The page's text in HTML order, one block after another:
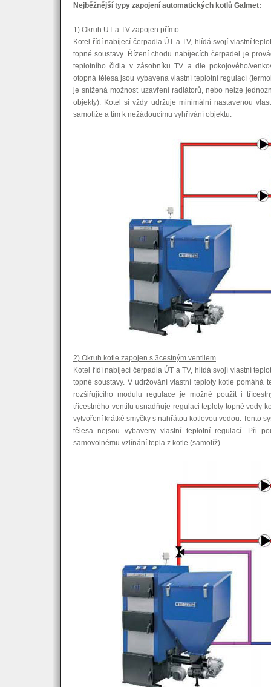
Nejběžnější typy zapojení automatických kotlů Galmet:
1) Okruh UT a TV zapojen přímo
Kotel řídí nabíjecí čerpadla ÚT a TV, hlídá svojí vlastní
topné soustavy. Řízení chodu nabíjecích čerpadel je
teplotního čidla v zásobníku TV a dle pokojového/
otopná tělesa jsou vybavena vlastní teplotní regulací
je snížená možnost uzavření radiátorů, nebo nelze
objekty). Kotel si vždy udržuje minimální nastavenou
samotíže a tím k nežádoucímu vyhřívání objektu.
2) Okruh kotle zapojen s 3cestným ventilem
Kotel řídí nabíjecí čerpadla ÚT a TV, hlídá svojí vlastní
topné soustavy. V udržování vlastní teploty kotle pomáhá
rozšiřujícího modulu regulace je možné použít i
třícestného ventilu usnadňuje regulaci teploty topné vody
vytvoření krátké smyčky s nahřátou kotlovou vodou. Tento
tělesa nejsou vybaveny vlastní teplotní regulací. Při
samovolnému vzlínání tepla z kotle (samotíž).